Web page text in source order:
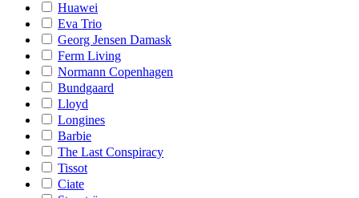
Huawei
Eva Trio
Georg Jensen Damask
Ferm Living
Normann Copenhagen
Bundgaard
Lloyd
Longines
Barbie
The Last Conspiracy
Tissot
Ciate